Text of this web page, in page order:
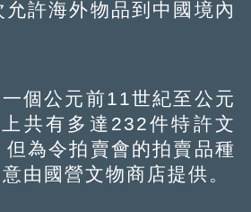
許海外物品到中國境內
個公元前11世紀至公元
共有多達232件特許文
為令拍賣會的拍賣品種
由國營文物商店提供。